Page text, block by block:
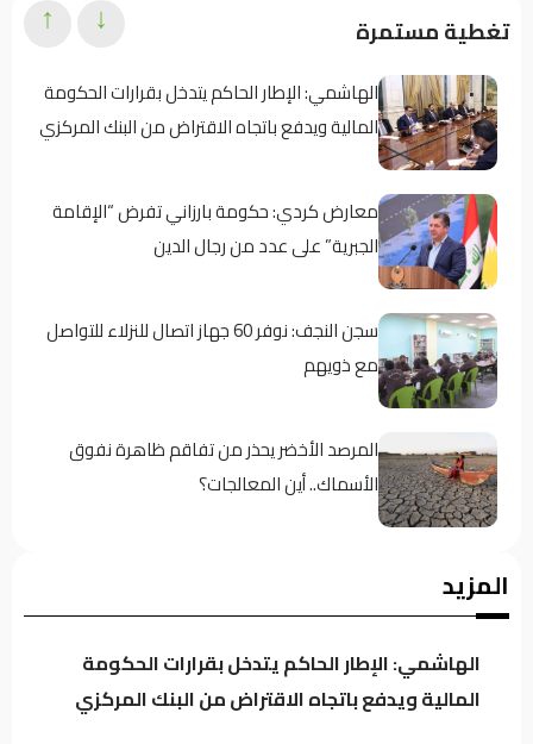
تغطية مستمرة
الهاشمي: الإطار الحاكم يتدخل بقرارات الحكومة
المالية ويدفع باتجاه الاقتراض من البنك المركزي
معارض كردي: حكومة بارزاني تفرض “الإقامة
الجبرية” على عدد من رجال الدين
سجن النجف: نوفر 60 جهاز اتصال للنزلاء للتواصل
مع ذويهم
المرصد الأخضر يحذر من تفاقم ظاهرة نفوق
الأسماك.. أين المعالجات؟
قبل أسابيع من عرضه.. مسلسل “مطاردة صدام”
يثير الجدل
↓
↑
المزيد
الهاشمي: الإطار الحاكم يتدخل بقرارات الحكومة
المالية ويدفع باتجاه الاقتراض من البنك المركزي